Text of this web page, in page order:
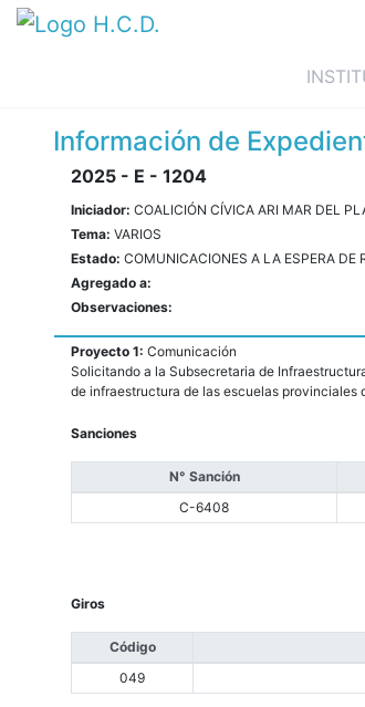
Información de
2025 - E - 1204
Iniciador: COALICIÓN CÍVICA ARI MAR DEL
Tema: VARIOS
Estado: COMUNICACIONES A LA ESPERA DE
Agregado a:
Observaciones:
Proyecto 1: Comunicación
Solicitando a la Subsecretaria de
de infraestructura de las escuelas provinciales
Sanciones
N° Sanción
C-6408
Giros
Código
049